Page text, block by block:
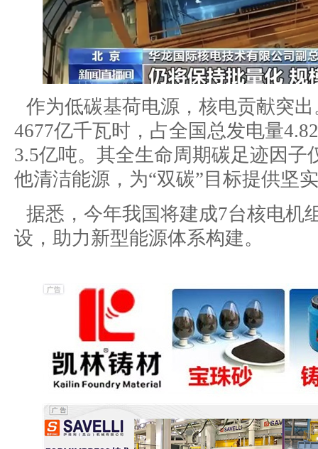
作为低碳基荷电源，核电贡献突
4677亿千瓦时，占全国总发电量
3.5亿吨。其全生命周期碳足迹因子
他清洁能源，为“双碳”目标提供坚
据悉，今年我国将建成7台核电机
设，助力新型能源体系构建。